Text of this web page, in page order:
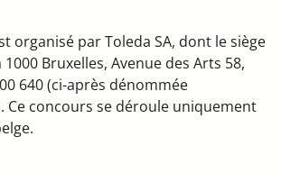
organisé par Toleda SA, dont le siège
Bruxelles, Avenue des Arts 58,
640 (ci-après dénommée
Ce concours se déroule uniquement